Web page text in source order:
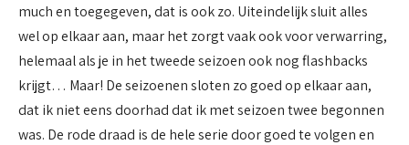
much en toegegeven, dat is ook zo. Uiteindelijk sluit alles
wel op elkaar aan, maar het zorgt vaak ook voor verwarring,
helemaal als je in het tweede seizoen ook nog flashbacks
krijgt… Maar! De seizoenen sloten zo goed op elkaar aan,
dat ik niet eens doorhad dat ik met seizoen twee begonnen
was. De rode draad is de hele serie door goed te volgen en